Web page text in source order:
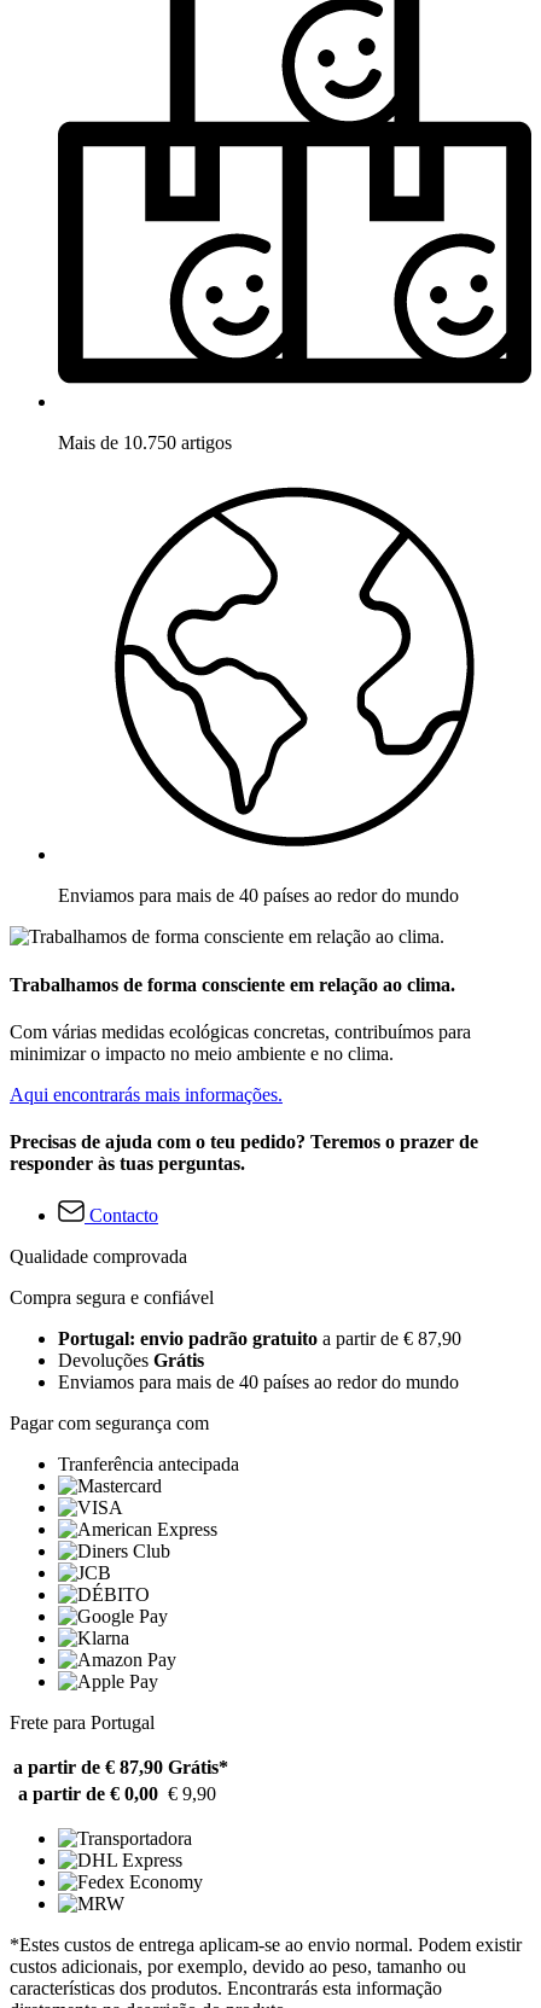
Mais de 10.750 artigos
Enviamos para mais de 40 países ao redor do mundo
Trabalhamos de forma consciente em relação ao clima.
Com várias medidas ecológicas concretas, contribuímos para
minimizar o impacto no meio ambiente e no clima.
Aqui encontrarás mais informações.
Precisas de ajuda com o teu pedido? Teremos o prazer de
responder às tuas perguntas.
Contacto
Qualidade comprovada
Compra segura e confiável
Portugal: envio padrão gratuito a partir de € 87,90
Devoluções Grátis
Enviamos para mais de 40 países ao redor do mundo
Pagar com segurança com
Tranferência antecipada
Frete para Portugal
a partir de € 87,90 Grátis*
a partir de € 0,00 € 9,90
*Estes custos de entrega aplicam-se ao envio normal. Podem existir
custos adicionais, por exemplo, devido ao peso, tamanho ou
características dos produtos. Encontrarás esta informação